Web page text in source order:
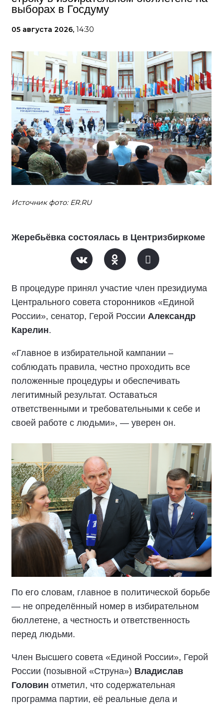
выборах в Госдуму
05 августа 2026, 14:30
Источник фото: ER.RU
Жеребьёвка состоялась в Центризбиркоме
В процедуре принял участие член президиума
Центрального совета сторонников «Единой
России», сенатор, Герой России Александр
Карелин.
«Главное в избирательной кампании –
соблюдать правила, честно проходить все
положенные процедуры и обеспечивать
легитимный результат. Оставаться
ответственными и требовательными к себе и
своей работе с людьми», — уверен он.
По его словам, главное в политической борьбе
— не определённый номер в избирательном
бюллетене, а честность и ответственность
перед людьми.
Член Высшего совета «Единой России», Герой
России (позывной «Струна») Владислав
Головин отметил, что содержательная
программа партии, её реальные дела и